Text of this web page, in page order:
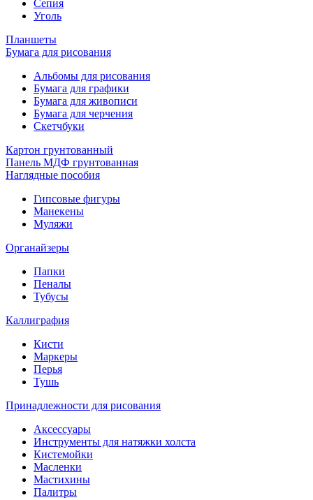
Сепия
Уголь
Планшеты
Бумага для рисования
Альбомы для рисования
Бумага для графики
Бумага для живописи
Бумага для черчения
Скетчбуки
Картон грунтованный
Панель МДФ грунтованная
Наглядные пособия
Гипсовые фигуры
Манекены
Муляжи
Органайзеры
Папки
Пеналы
Тубусы
Каллиграфия
Кисти
Маркеры
Перья
Тушь
Принадлежности для рисования
Аксессуары
Инструменты для натяжки холста
Кистемойки
Масленки
Мастихины
Палитры